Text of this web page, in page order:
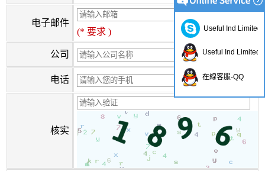
电子邮件
(* 要求 )
公司
电话
核实
Useful Ind Limited
Useful Ind Limited
在線客服-QQ